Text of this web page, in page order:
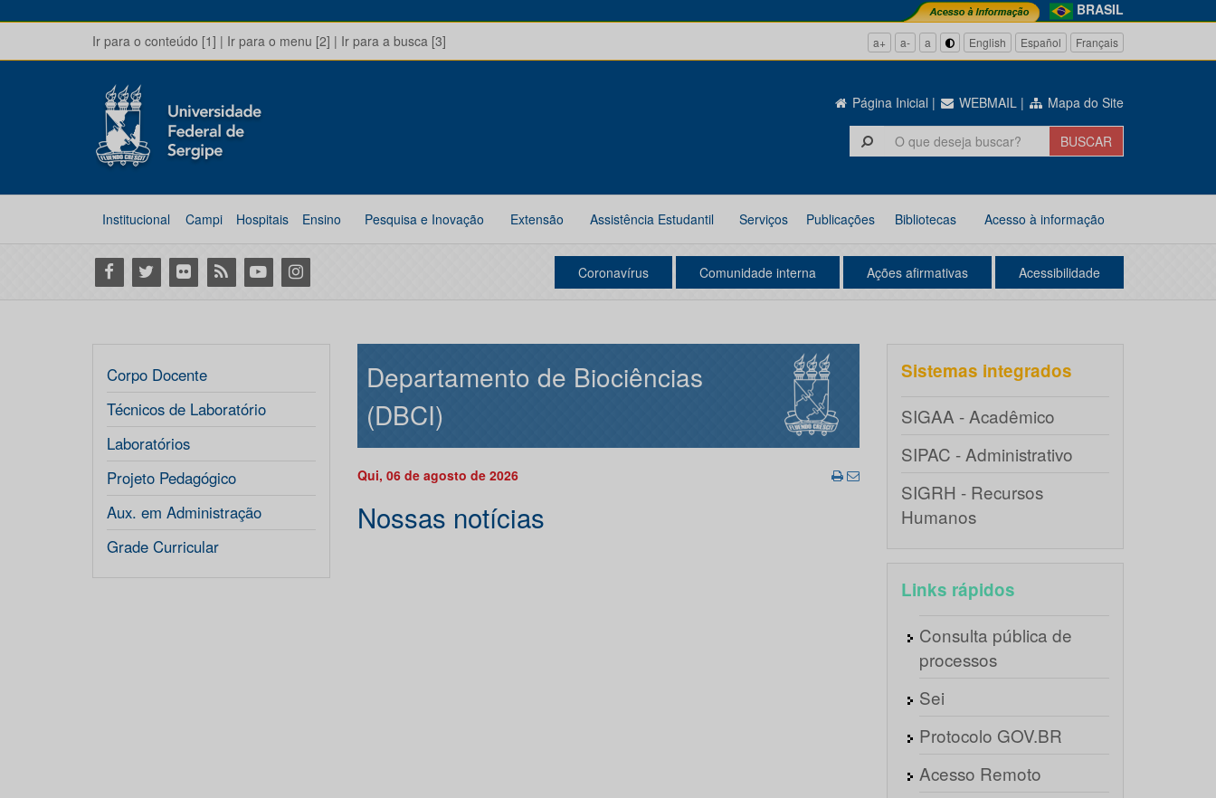
BRASIL
Ir para o conteúdo [1] | Ir para o menu [2] | Ir para a busca [3] a+ a- a English Español Français
Página Inicial | WEBMAIL | Mapa do Site
Institucional Campi Hospitais Ensino Pesquisa e Inovação Extensão Assistência Estudantil Serviços Publicações Bibliotecas Acesso à informação
Facebook
Twitter Flickr RSS YoutubeInstagram Coronavírus Comunidade interna Ações afirmativas Acessibilidade
Corpo Docente
Técnicos de Laboratório
Laboratórios
Projeto Pedagógico
Aux. em Administração
Grade Curricular
Departamento de Biociências
(DBCI)
Qui, 06 de agosto de 2026
Nossas notícias
Sistemas integrados
SIGAA - Acadêmico
SIPAC - Administrativo
SIGRH - Recursos
Humanos
Links rápidos
Consulta pública de
processos
Sei
Protocolo GOV.BR
Acesso Remoto